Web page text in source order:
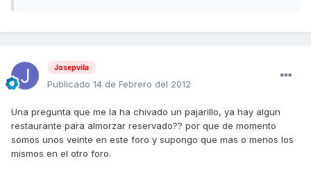
Josepvila
Publicado 14 de Febrero del 2012
Una pregunta que me la ha chivado un pajarillo, ya hay algun
restaurante para almorzar reservado?? por que de momento
somos unos veinte en este foro y supongo que mas o menos los
mismos en el otro foro.